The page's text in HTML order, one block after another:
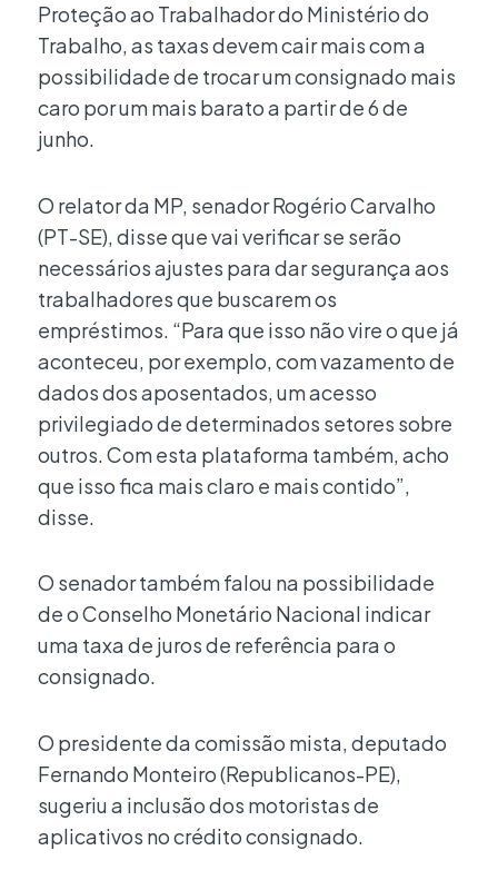
Proteção ao Trabalhador do Ministério do
Trabalho, as taxas devem cair mais com a
possibilidade de trocar um consignado mais
caro por um mais barato a partir de 6 de
junho.
O relator da MP, senador Rogério Carvalho
(PT-SE), disse que vai verificar se serão
necessários ajustes para dar segurança aos
trabalhadores que buscarem os
empréstimos. “Para que isso não vire o que já
aconteceu, por exemplo, com vazamento de
dados dos aposentados, um acesso
privilegiado de determinados setores sobre
outros. Com esta plataforma também, acho
que isso fica mais claro e mais contido”,
disse.
O senador também falou na possibilidade
de o Conselho Monetário Nacional indicar
uma taxa de juros de referência para o
consignado.
O presidente da comissão mista, deputado
Fernando Monteiro (Republicanos-PE),
sugeriu a inclusão dos motoristas de
aplicativos no crédito consignado.